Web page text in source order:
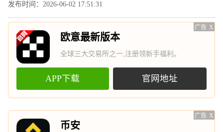
发布时间：2026-06-02 17:51:31
广告 X
欧意最新版本
全球三大交易所之一,注册领新手福利。
APP下载 官网地址
广告 X
币安